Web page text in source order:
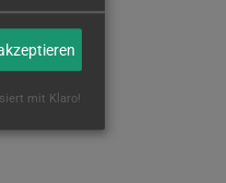
mit Klaro!